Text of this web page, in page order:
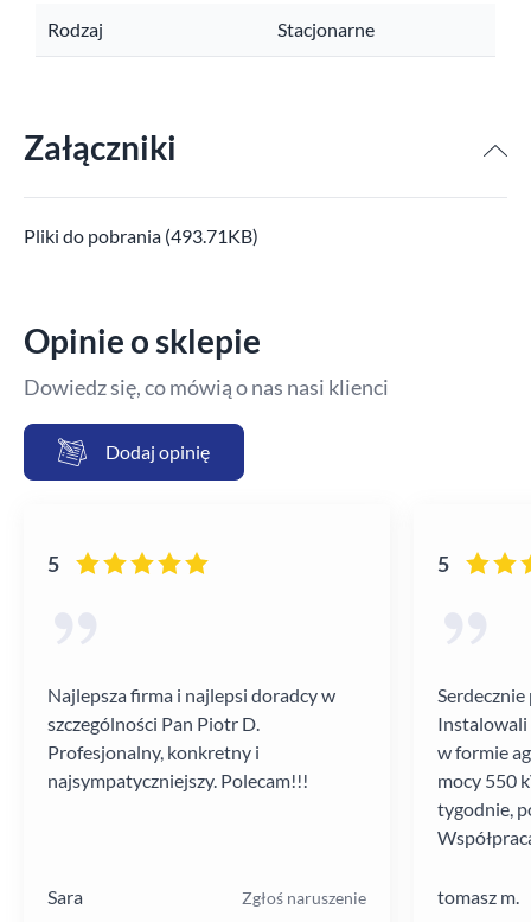
Rodzaj Stacjonarne
Załączniki
Pliki do pobrania (493.71KB)
Opinie o sklepie
Dowiedz się, co mówią o nas nasi klienci
Dodaj opinię
5
Najlepsza firma i najlepsi doradcy w
szczególności Pan Piotr D.
Profesjonalny, konkretny i
najsympatyczniejszy. Polecam!!!
Sara Zgłoś naruszenie
5
Instalowali
w formie
mocy 550
tygodnie,
tomasz m.